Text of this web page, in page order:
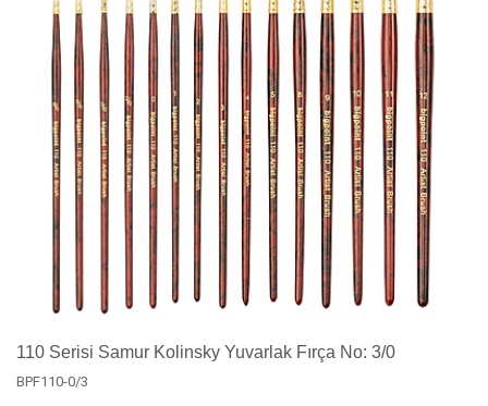
110 Serisi Samur Kolinsky Yuvarlak Fırça No: 3/0
BPF110-0/3